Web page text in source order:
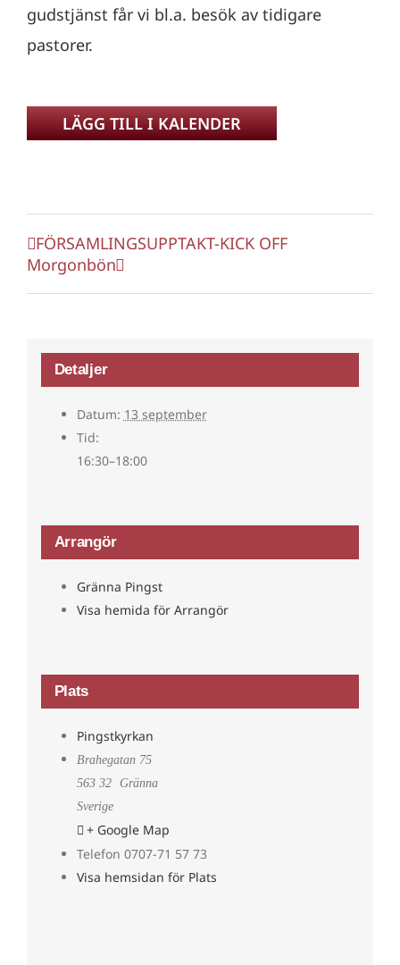
gudstjänst får vi bl.a. besök av tidigare
pastorer.
LÄGG TILL I KALENDER
FÖRSAMLINGSUPPTAKT-KICK OFF
Morgonbön
Detaljer
Datum: 13 september
Tid:
16:30–18:00
Arrangör
Gränna Pingst
Visa hemida för Arrangör
Plats
Pingstkyrkan
Brahegatan 75
563 32
Gränna
Sverige
+ Google Map
Telefon 0707-71 57 73
Visa hemsidan för Plats